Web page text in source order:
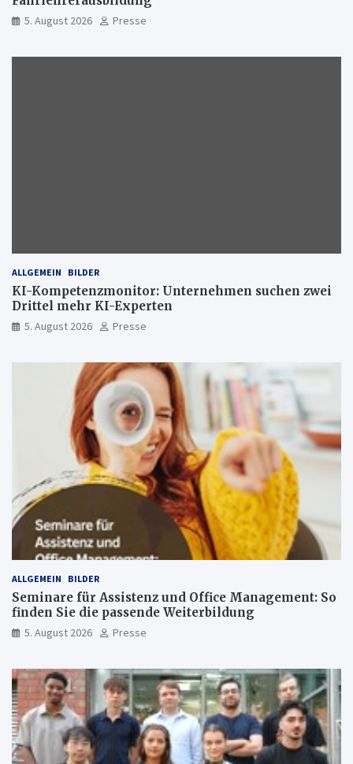
5. August 2026 Presse
ALLGEMEIN BILDER
KI-Kompetenzmonitor: Unternehmen suchen zwei
Drittel mehr KI-Experten
5. August 2026 Presse
ALLGEMEIN BILDER
Seminare für Assistenz und Office Management: So
finden Sie die passende Weiterbildung
5. August 2026 Presse